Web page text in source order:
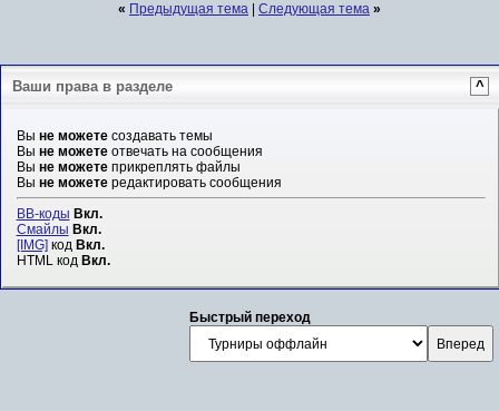
« Предыдущая тема Следующая тема »
Ваши права в разделе ^
Вы не можетесоздавать темы
Вы не можетеотвечать на сообщения
Вы не можетеприкреплять файлы
Вы не можетередактировать сообщения
BB-коды Вкл.
Смайлы Вкл.
[IMG]код Вкл.
HTML код Вкл.
Быстрый переход